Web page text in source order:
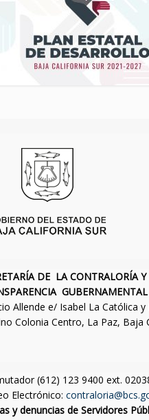
DE LA CONTRALORÍA Y
GUBERNAMENTAL
Allende e/ Isabel La Católica y
Colonia Centro, La Paz, Baja
(612) 123 9400 ext.
Electrónico:
y denuncias de Servidores